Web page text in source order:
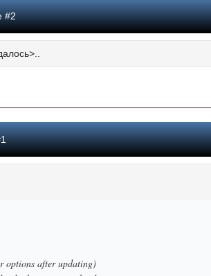
#2
options after updating)